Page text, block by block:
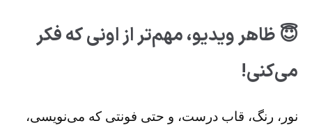
😇 ظاهر ویدیو، مهم‌تر از اونی که فکر
می‌کنی!
نور، رنگ، قاب درست، و حتی فونتی که می‌نویسی،